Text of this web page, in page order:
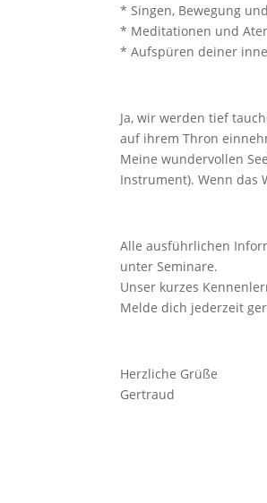
* Singen, Bewegung
* Meditationen und
* Aufspüren deiner
Ja, wir werden tief
auf ihrem Thron
Meine wundervollen
Instrument). Wenn das
Alle ausführlichen
unter Seminare.
Unser kurzes
Melde dich jederzeit
Herzliche Grüße
Gertraud